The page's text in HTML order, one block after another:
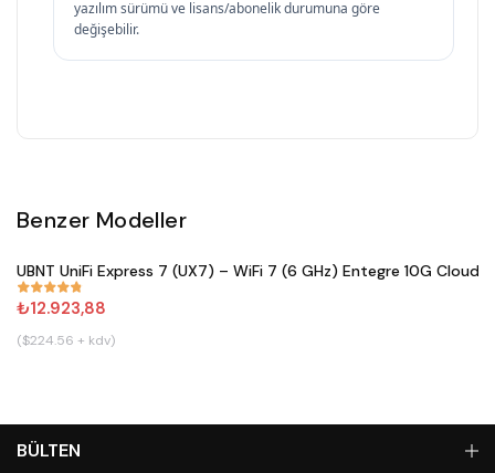
yazılım sürümü ve lisans/abonelik durumuna göre
değişebilir.
Benzer Modeller
#833
UBNT UniFi Express 7 (UX7) – WiFi 7 (6 GHz) Entegre 10G
₺12.923,88
($224.56 + kdv)
BÜLTEN